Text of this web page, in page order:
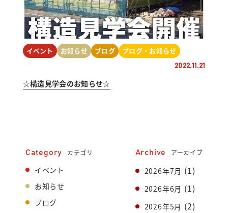
Category カテゴリ
イベント
お知らせ
ブログ
Archive アーカイブ
2026年7月 (1)
2026年6月 (1)
2026年5月 (2)
イベント お知らせ ブログ ブログ・お知らせ
2022.11.21
☆構造見学会のお知らせ☆